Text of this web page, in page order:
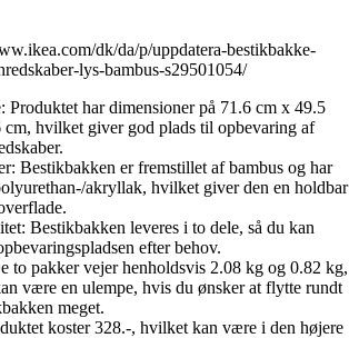
dk/da/p/uppdatera-bestikbakke-
lys-bambus-s29501054/
Produktet har dimensioner på 71.6 cm x 49.5
cm, hvilket giver god plads til opbevaring af
Bestikbakken er fremstillet af bambus og har
akryllak, hvilket giver den en holdbar
Bestikbakken leveres i to dele, så du kan
efter behov.
to pakker vejer henholdsvis 2.08 kg og 0.82 kg,
være en ulempe, hvis du ønsker at flytte rundt
meget.
koster 328.-, hvilket kan være i den højere